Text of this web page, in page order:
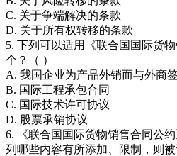
C. 关于争端解决的条款
D. 关于所有权转移的条款
5. 下列可以适用《联合国国际货
个？（ ）
A. 我国企业为产品外销而与外商
B. 国际工程承包合同
C. 国际技术许可协议
D. 股票承销协议
6. 《联合国国际货物销售合同公
列哪些内容有所添加、限制，则